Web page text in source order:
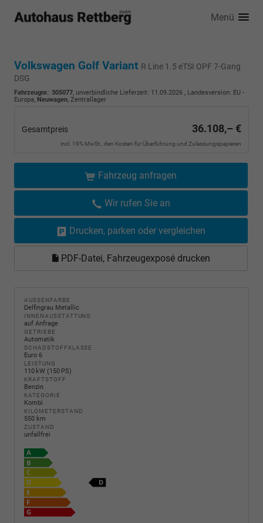
Menü
Volkswagen Golf Variant R Line 1.5 eTSI OPF 7-Gang
DSG
Fahrzeugnr.: 305077, unverbindliche Lieferzeit: 11.09.2026 , Landesversion: EU -
Europa, Neuwagen, Zentrallager
Gesamtpreis 36.108,– €
incl. 19% MwSt., den Kosten für Überführung und Zulassungspapieren
Fahrzeug anfragen
Wir rufen Sie an
Drucken, parken oder vergleichen
PDF-Datei, Fahrzeugexposé drucken
AUSSENFARBE
Delfingrau Metallic
INNENAUSSTATTUNG
auf Anfrage
GETRIEBE
Automatik
SCHADSTOFFKLASSE
Euro 6
LEISTUNG
110 kW (150 PS)
KRAFTSTOFF
Benzin
KATEGORIE
Kombi
KILOMETERSTAND
550 km
ZUSTAND
unfallfrei